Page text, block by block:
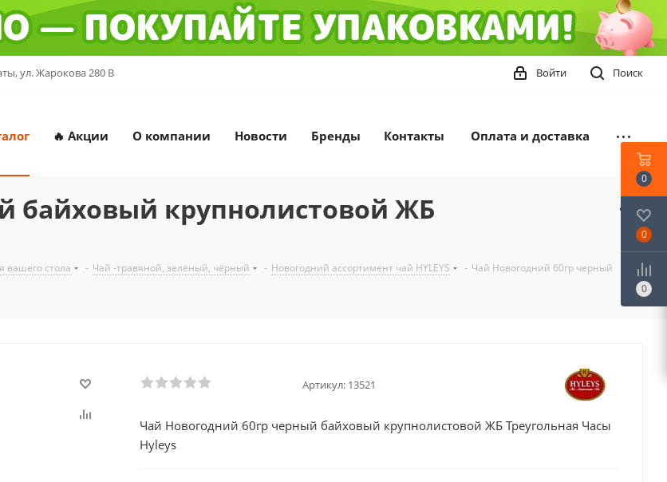
ул. Жарокова 280 В Поиск
Войти
🔥 Акции О компании Новости Бренды Контакты Оплата и доставка
байховый крупнолистовой ЖБ
вашего стола - Чай -травяной, зелёный, чёрный - Новогодний ассортимент чай HYLEYS - Чай Новогодний 60гр черный
Артикул: 13521
Чай Новогодний 60гр черный байховый крупнолистовой ЖБ Треугольная Часы
Hyleys
0
0
0